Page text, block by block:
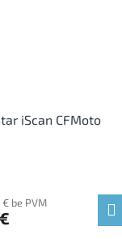
iScan CFMoto
be PVM